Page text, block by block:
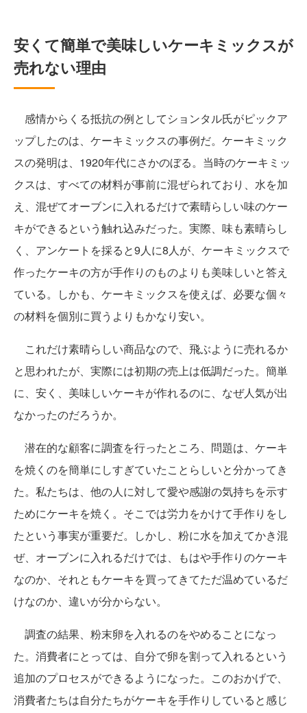
安くて簡単で美味しいケーキミックスが
売れない理由
感情からくる抵抗の例としてションタル氏がピックア
ップしたのは、ケーキミックスの事例だ。ケーキミック
スの発明は、1920年代にさかのぼる。当時のケーキミッ
クスは、すべての材料が事前に混ぜられており、水を加
え、混ぜてオーブンに入れるだけで素晴らしい味のケー
キができるという触れ込みだった。実際、味も素晴らし
く、アンケートを採ると9人に8人が、ケーキミックスで
作ったケーキの方が手作りのものよりも美味しいと答え
ている。しかも、ケーキミックスを使えば、必要な個々
の材料を個別に買うよりもかなり安い。
これだけ素晴らしい商品なので、飛ぶように売れるか
と思われたが、実際には初期の売上は低調だった。簡単
に、安く、美味しいケーキが作れるのに、なぜ人気が出
なかったのだろうか。
潜在的な顧客に調査を行ったところ、問題は、ケーキ
を焼くのを簡単にしすぎていたことらしいと分かってき
た。私たちは、他の人に対して愛や感謝の気持ちを示す
ためにケーキを焼く。そこでは労力をかけて手作りをし
たという事実が重要だ。しかし、粉に水を加えてかき混
ぜ、オーブンに入れるだけでは、もはや手作りのケーキ
なのか、それともケーキを買ってきてただ温めているだ
けなのか、違いが分からない。
調査の結果、粉末卵を入れるのをやめることになっ
た。消費者にとっては、自分で卵を割って入れるという
追加のプロセスができるようになった。このおかげで、
消費者たちは自分たちがケーキを手作りしていると感じ